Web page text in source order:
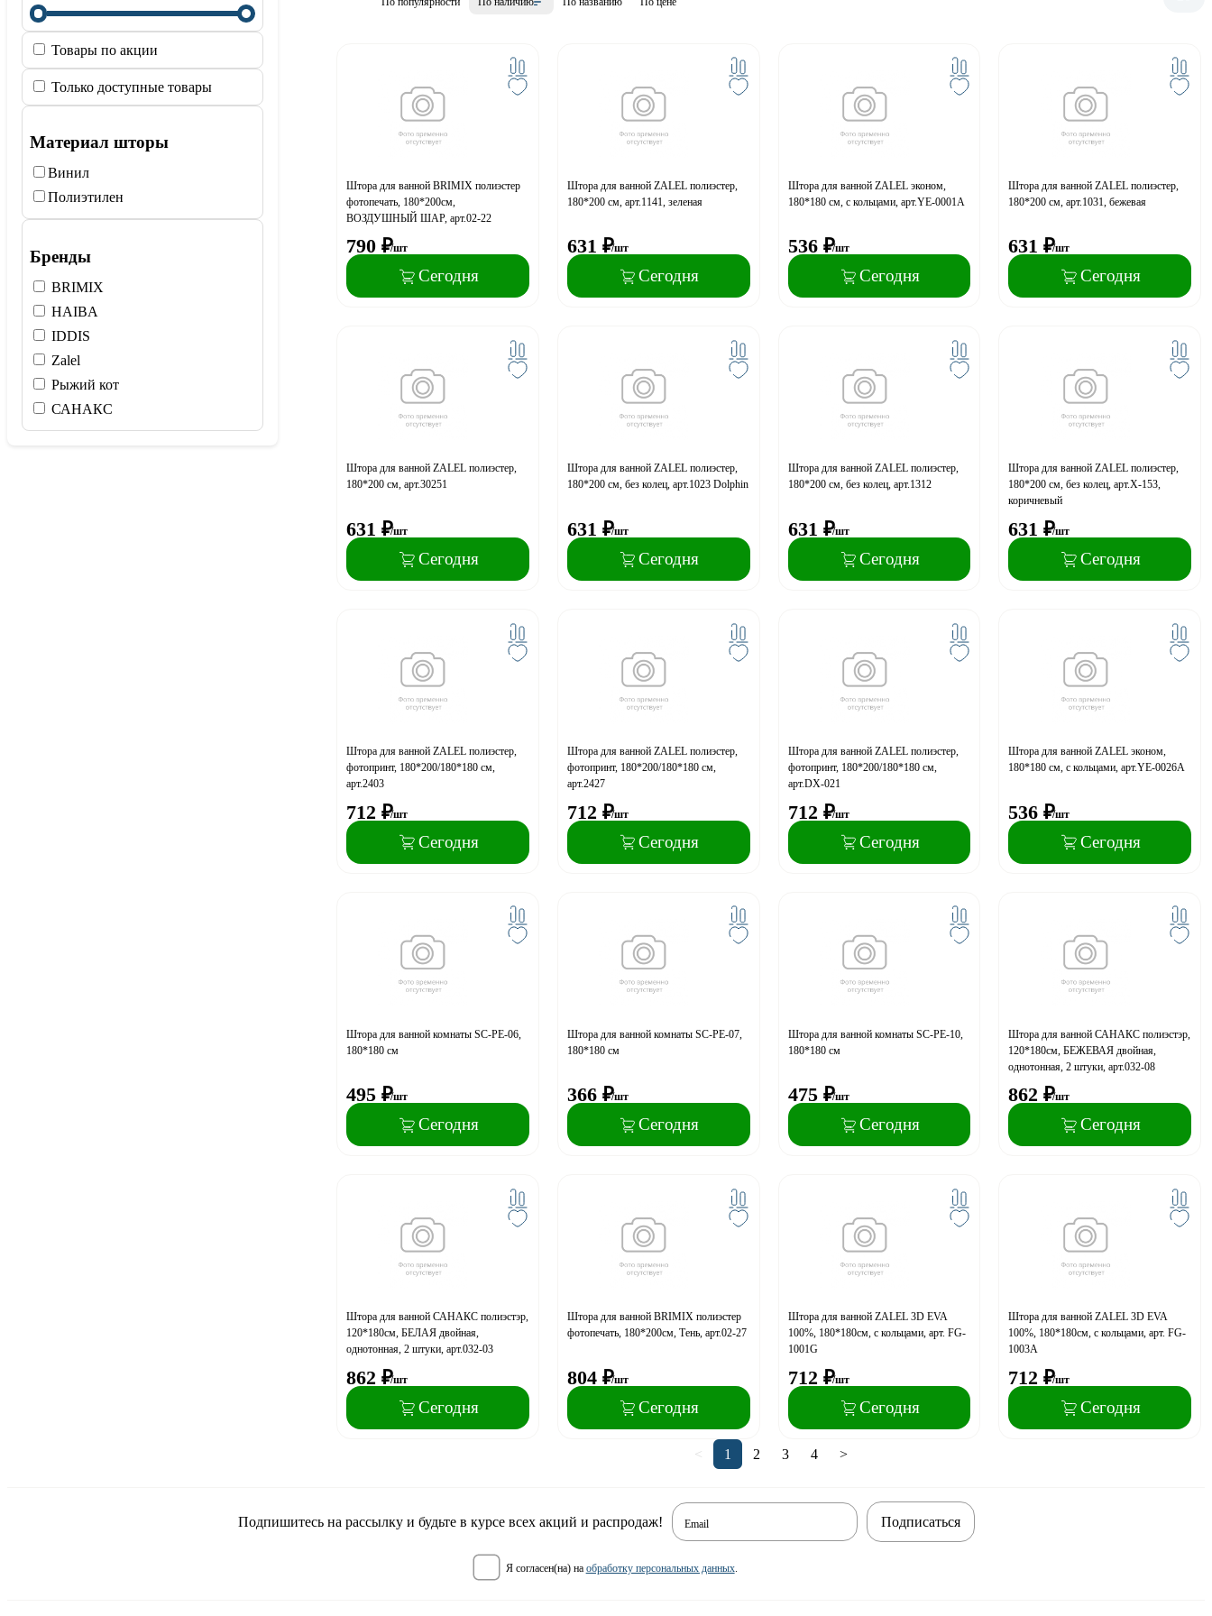
Товары по акции
Только доступные товары
Материал шторы
Винил
Полиэтилен
Бренды
BRIMIX
HAIBA
IDDIS
Zalel
Рыжий кот
САНАКС
Штора для ванной BRIMIX полиэстер
фотопечать, 180*200см,
ВОЗДУШНЫЙ ШАР, арт.02-22
790 ₽/шт
Сегодня
Штора для ванной ZALEL полиэстер,
180*200 см, арт.1141, зеленая
631 ₽/шт
Сегодня
Штора для ванной ZALEL эконом,
180*180 см, с кольцами, арт.YE-0001A
536 ₽/шт
Сегодня
Штора для ванной ZALEL полиэстер,
180*200 см, арт.1031, бежевая
631 ₽/шт
Сегодня
Штора для ванной ZALEL полиэстер,
180*200 см, арт.30251
631 ₽/шт
Сегодня
Штора для ванной ZALEL полиэстер,
180*200 см, без колец, арт.1023 Dolphin
631 ₽/шт
Сегодня
Штора для ванной ZALEL полиэстер,
180*200 см, без колец, арт.1312
631 ₽/шт
Сегодня
Штора для ванной ZALEL полиэстер,
180*200 см, без колец, арт.Х-153,
коричневый
631 ₽/шт
Сегодня
Штора для ванной ZALEL полиэстер,
фотопринт, 180*200/180*180 см,
арт.2403
712 ₽/шт
Сегодня
Штора для ванной ZALEL полиэстер,
фотопринт, 180*200/180*180 см,
арт.2427
712 ₽/шт
Сегодня
Штора для ванной ZALEL полиэстер,
фотопринт, 180*200/180*180 см,
арт.DX-021
712 ₽/шт
Сегодня
Штора для ванной ZALEL эконом,
180*180 см, с кольцами, арт.YE-0026A
536 ₽/шт
Сегодня
Штора для ванной комнаты SC-PE-06,
180*180 см
495 ₽/шт
Сегодня
Штора для ванной комнаты SC-PE-07,
180*180 см
366 ₽/шт
Сегодня
Штора для ванной комнаты SC-PE-10,
180*180 см
475 ₽/шт
Сегодня
Штора для ванной САНАКС полиэстэр,
120*180см, БЕЖЕВАЯ двойная,
однотонная, 2 штуки, арт.032-08
862 ₽/шт
Сегодня
Штора для ванной САНАКС полиэстэр,
120*180см, БЕЛАЯ двойная,
однотонная, 2 штуки, арт.032-03
862 ₽/шт
Сегодня
Штора для ванной BRIMIX полиэстер
фотопечать, 180*200см, Тень, арт.02-27
804 ₽/шт
Сегодня
Штора для ванной ZALEL 3D ЕVA
100%, 180*180см, с кольцами, арт. FG-
1001G
712 ₽/шт
Сегодня
Штора для ванной ZALEL 3D ЕVA
100%, 180*180см, с кольцами, арт. FG-
1003A
712 ₽/шт
Сегодня
< 1 2 3 4 >
Подпишитесь на рассылку и будьте в курсе всех акций и распродаж! Email
я согласен(на) на обработку персональных данных.
Подписаться